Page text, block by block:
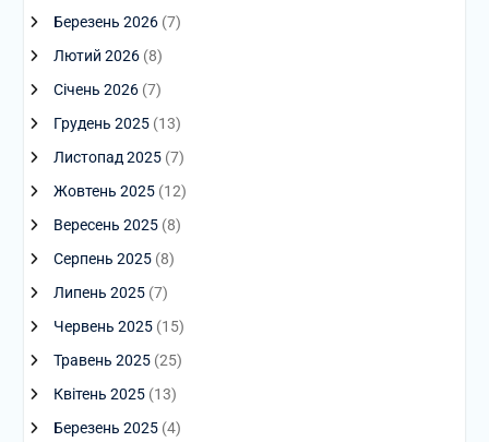
Березень 2026(7)
Лютий 2026(8)
Січень 2026(7)
Грудень 2025(13)
Листопад 2025(7)
Жовтень 2025(12)
Вересень 2025(8)
Серпень 2025(8)
Липень 2025(7)
Червень 2025(15)
Травень 2025(25)
Квітень 2025(13)
Березень 2025(4)